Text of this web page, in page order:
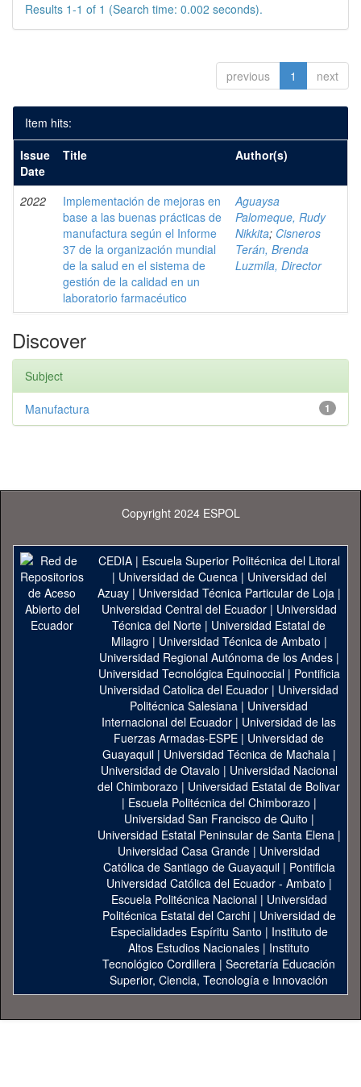
Results 1-1 of 1 (Search time: 0.002 seconds).
previous 1 next
Item hits:
Issue
Date
Title Author(s)
2022
Implementación de mejoras en
base a las buenas prácticas de
manufactura según el Informe
37 de la organización mundial
de la salud en el sistema de
gestión de la calidad en un
laboratorio farmacéutico
Aguaysa
Palomeque, Rudy
Nikkita; Cisneros
Terán, Brenda
Luzmila, Director
Discover
Subject
1
Manufactura
Copyright 2024 ESPOL
CEDIA| Escuela Superior Politécnica del Litoral
| Universidad de Cuenca| Universidad del
Azuay| Universidad Técnica Particular de Loja|
Universidad Central del Ecuador| Universidad
Técnica del Norte | Universidad Estatal de
Milagro | Universidad Técnica de Ambato |
Universidad Regional Autónoma de los Andes|
Universidad Tecnológica Equinoccial| Pontificia
Universidad Catolica del Ecuador | Universidad
Politécnica Salesiana | Universidad
Internacional del Ecuador | Universidad de las
Fuerzas Armadas-ESPE | Universidad de
Guayaquil| Universidad Técnica de Machala|
Universidad de Otavalo | Universidad Nacional
del Chimborazo | Universidad Estatal de Bolivar
| Escuela Politécnica del Chimborazo |
Universidad San Francisco de Quito |
Universidad Estatal Peninsular de Santa Elena|
Universidad Casa Grande | Universidad
Católica de Santiago de Guayaquil| Pontificia
Universidad Católica del Ecuador - Ambato |
Escuela Politécnica Nacional| Universidad
Politécnica Estatal del Carchi| Universidad de
Especialidades Espíritu Santo | Instituto de
Altos Estudios Nacionales | Instituto
Tecnológico Cordillera | Secretaría Educación
Superior, Ciencia, Tecnología e Innovación